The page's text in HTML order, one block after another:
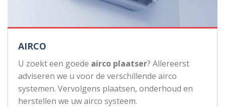
AIRCO
U zoekt een goede airco plaatser? Allereerst
adviseren we u voor de verschillende airco
systemen. Vervolgens plaatsen, onderhoud en
herstellen we uw airco systeem.